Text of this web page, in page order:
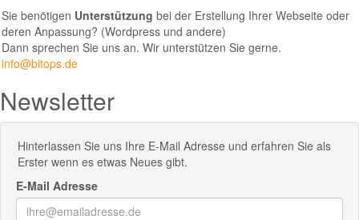
Sie benötigen Unterstützung bei der Erstellung Ihrer Webseite oder
deren Anpassung? (Wordpress und andere)
Dann sprechen Sie uns an. Wir unterstützen Sie gerne.
info@bitops.de
Newsletter
Hinterlassen Sie uns Ihre E-Mail Adresse und erfahren Sie als
Erster wenn es etwas Neues gibt.
E-Mail Adresse